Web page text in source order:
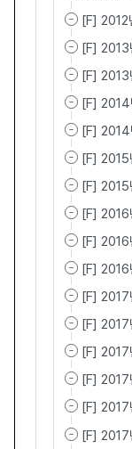
[F] 2012
[F] 2013
[F] 2013
[F] 2014
[F] 2014
[F] 2015
[F] 2015
[F] 2016
[F] 2016
[F] 2016
[F] 2017
[F] 2017
[F] 2017
[F] 2017
[F] 2017
[F] 2017